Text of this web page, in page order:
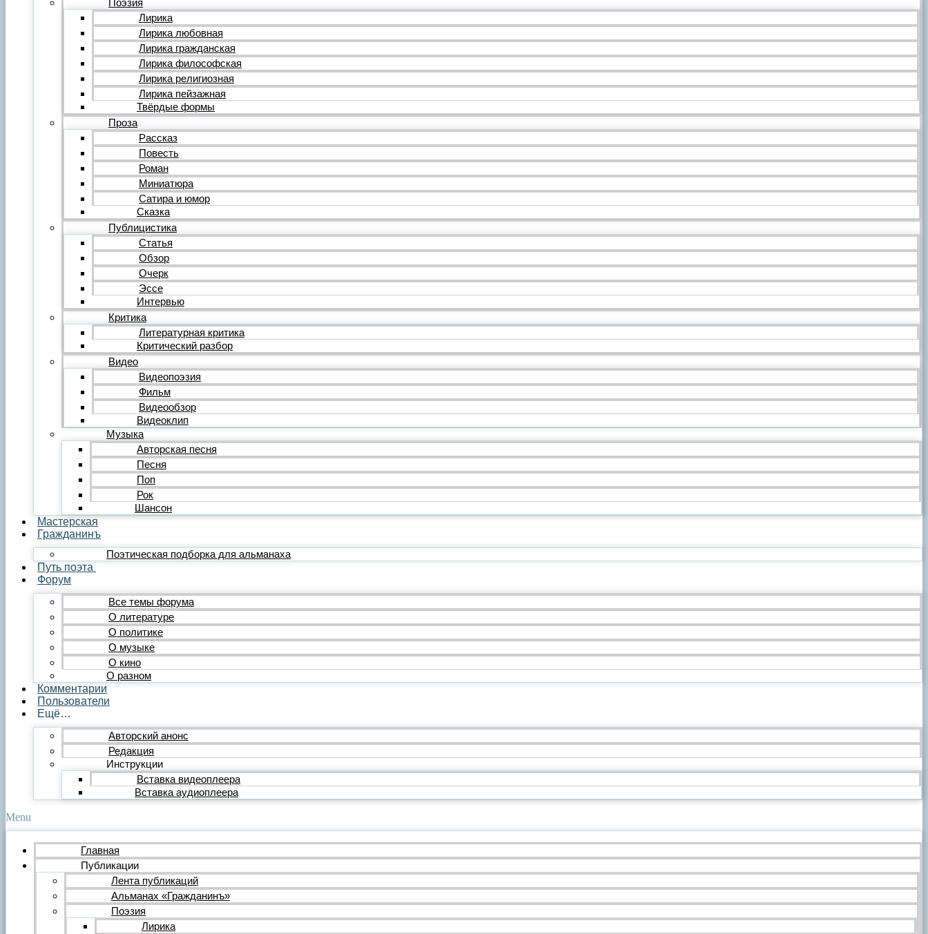
Лирика
Лирика любовная
Лирика гражданская
Лирика философская
Лирика религиозная
Лирика пейзажная
Твёрдые формы
Проза
Рассказ
Повесть
Роман
Миниатюра
Сатира и юмор
Сказка
Публицистика
Статья
Обзор
Очерк
Эссе
Интервью
Критика
Литературная критика
Критический разбор
Видео
Видеопоэзия
Фильм
Видеообзор
Видеоклип
Музыка
Авторская песня
Песня
Поп
Рок
Шансон
Мастерская
Гражданинъ
Поэтическая подборка для альманаха
Путь поэта
Форум
Все темы форума
О литературе
О политике
О музыке
О кино
О разном
Комментарии
Пользователи
Ещё…
Авторский анонс
Редакция
Инструкции
Вставка видеоплеера
Вставка аудиоплеера
Menu
Главная
Публикации
Лента публикаций
Альманах «Гражданинъ»
Поэзия
Лирика
Фильм
Видеообзор
Видеоклип
Музыка
Авторская песня
Песня
Поп
Рок
Шансон
Мастерская
Гражданинъ
Поэтическая подборка для альманаха
Все темы форума
О литературе
О политике
О музыке
О кино
О разном
Комментарии
Пользователи
Авторский анонс
Редакция
Инструкции
Вставка видеоплеера
Вставка аудиоплеера
Публикации
Лента публикаций
Альманах «Гражданинъ»
Поэзия
Лирика
Лирика любовная
Лирика гражданская
Лирика философская
Лирика религиозная
Лирика пейзажная
Твёрдые формы
Проза
Рассказ
Повесть
Миниатюра
Сатира и юмор
Сказка
Публицистика
Статья
Обзор
Очерк
Эссе
Интервью
Критика
Критический разбор
Видео
Видеопоэзия
Фильм
Видеообзор
Видеоклип
Музыка
Песня
Поп
Рок
Шансон
Мастерская
Гражданинъ
Поэтическая подборка для альманаха
Путь поэта